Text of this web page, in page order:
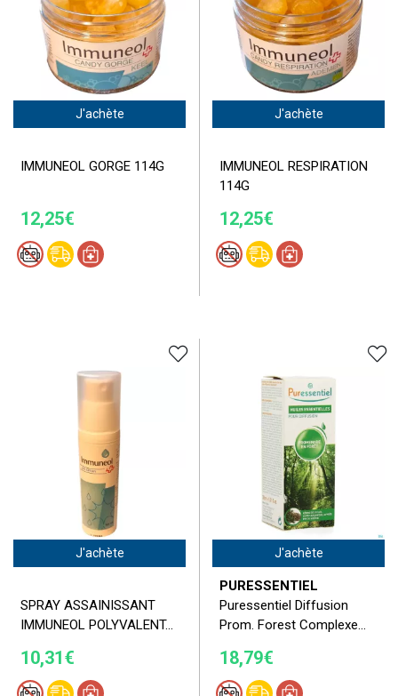
J'achète
IMMUNEOL GORGE 114G
12,25€
J'achète
IMMUNEOL RESPIRATION
114G
12,25€
J'achète
SPRAY ASSAINISSANT
IMMUNEOL POLYVALENT...
10,31€
J'achète
PURESSENTIEL
Puressentiel Diffusion
Prom. Forest Complexe...
18,79€